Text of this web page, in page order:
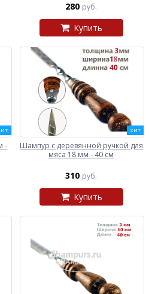
280 руб.
Купить
-
ХИТ
Шампур с деревянной ручкой для
мяса 18 мм - 40 см
310 руб.
Купить